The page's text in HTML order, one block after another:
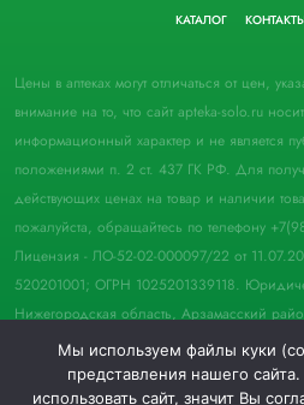
КАТАЛОГ
Цены в аптеках могут отличаться от цен,
внимание на то, что сайт apteka-solo.ru
информационный характер и не является
положениями п. 2 ст. 437 ГК РФ. Для
действующих ценах на товар и наличии
пожалуйста, обращайтесь по телефону
Лицензия - ЛО-52-02-000097/22 от
520201001; ОГРН 1025201339118.
Нижегородская область, Арзамасский
д. 33, пом. 21.
© 2022 Аптека "Соло".
Мы используем файлы куки
представления нашего
использовать сайт, значит Вы